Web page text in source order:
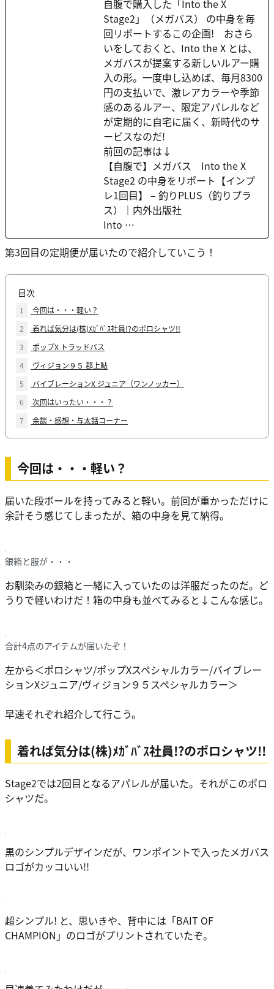
自腹で購入した「Into the X
Stage2」（メガバス） の中身を毎
回リポートするこの企画! おさら
いをしておくと、Into the X とは、
メガバスが提案する新しいルアー購
入の形。一度申し込めば、毎月8300
円の支払いで、激レアカラーや季節
感のあるルアー、限定アパレルなど
が定期的に自宅に届く、新時代のサ
ービスなのだ!
前回の記事は↓
【自腹で】メガバス Into the X
Stage2 の中身をリポート【インプ
レ1回目】 – 釣りPLUS（釣りプラ
ス）｜内外出版社
Into …
第3回目の定期便が届いたので紹介していこう！
目次
1
今回は・・・軽い？
2
着れば気分は(株)ﾒｶﾞﾊﾞｽ社員!?のポロシャツ!!
3
ポップX トラッドバス
4
ヴィジョン９５ 郡上鮎
5
バイブレーションX ジュニア（ワンノッカー）
6
次回はいったい・・・？
7
余談・感想・与太話コーナー
今回は・・・軽い？
届いた段ボールを持ってみると軽い。前回が重かっただけに
余計そう感じてしまったが、箱の中身を見て納得。
銀箱と服が・・・
お馴染みの銀箱と一緒に入っていたのは洋服だったのだ。ど
うりで軽いわけだ！箱の中身も並べてみると↓こんな感じ。
合計4点のアイテムが届いたぞ！
左から＜ポロシャツ/ポップXスペシャルカラー/バイブレー
ションXジュニア/ヴィジョン９５スペシャルカラー＞
早速それぞれ紹介して行こう。
着れば気分は(株)ﾒｶﾞﾊﾞｽ社員!?のポロシャツ!!
Stage2では2回目となるアパレルが届いた。それがこのポロ
シャツだ。
黒のシンプルデザインだが、ワンポイントで入ったメガバス
ロゴがカッコいい!!
超シンプル! と、思いきや、背中には「BAIT OF
CHAMPION」のロゴがプリントされていたぞ。